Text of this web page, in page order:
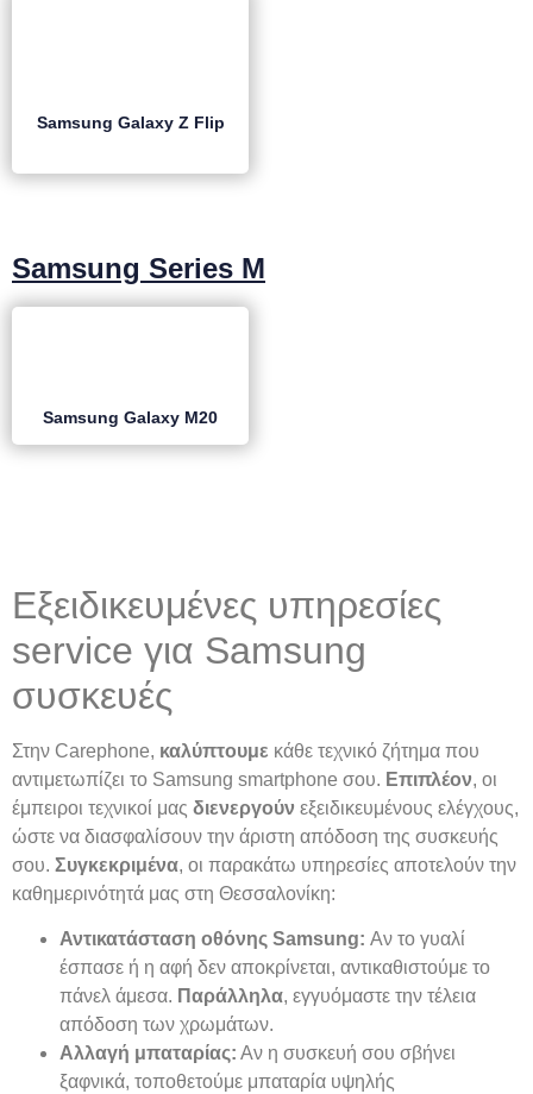
Samsung Galaxy Z Flip
Samsung Series M
Samsung Galaxy M20
Εξειδικευμένες υπηρεσίες
service για Samsung
συσκευές
Στην Carephone, καλύπτουμε κάθε τεχνικό ζήτημα που
αντιμετωπίζει το Samsung smartphone σου. Επιπλέον, οι
έμπειροι τεχνικοί μας διενεργούν εξειδικευμένους ελέγχους,
ώστε να διασφαλίσουν την άριστη απόδοση της συσκευής
σου. Συγκεκριμένα, οι παρακάτω υπηρεσίες αποτελούν την
καθημερινότητά μας στη Θεσσαλονίκη:
Αντικατάσταση οθόνης Samsung: Αν το γυαλί
έσπασε ή η αφή δεν αποκρίνεται, αντικαθιστούμε το
πάνελ άμεσα. Παράλληλα, εγγυόμαστε την τέλεια
απόδοση των χρωμάτων.
Αλλαγή μπαταρίας: Αν η συσκευή σου σβήνει
ξαφνικά, τοποθετούμε μπαταρία υψηλής